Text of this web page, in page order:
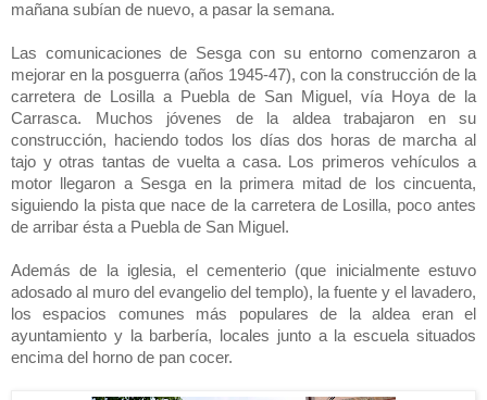
mañana subían de nuevo, a pasar la semana.
Las comunicaciones de Sesga con su entorno comenzaron a
mejorar en la posguerra (años 1945-47), con la construcción de la
carretera de Losilla a Puebla de San Miguel, vía Hoya de la
Carrasca. Muchos jóvenes de la aldea trabajaron en su
construcción, haciendo todos los días dos horas de marcha al
tajo y otras tantas de vuelta a casa. Los primeros vehículos a
motor llegaron a Sesga en la primera mitad de los cincuenta,
siguiendo la pista que nace de la carretera de Losilla, poco antes
de arribar ésta a Puebla de San Miguel.
Además de la iglesia, el cementerio (que inicialmente estuvo
adosado al muro del evangelio del templo), la fuente y el lavadero,
los espacios comunes más populares de la aldea eran el
ayuntamiento y la barbería, locales junto a la escuela situados
encima del horno de pan cocer.